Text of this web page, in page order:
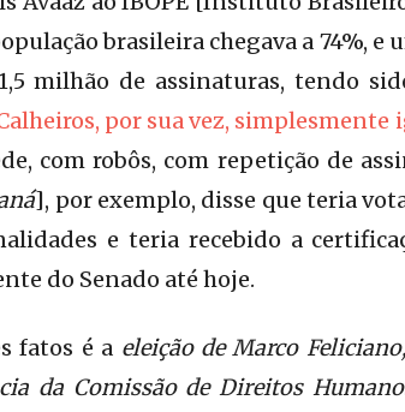
brasileira chegava a 74%,
milhão de assinaturas, tendo
por sua vez, simplesmente
com robôs, com repetição de
], por exemplo, disse que teria
e teria recebido a
do Senado até hoje.
fatos é a eleição de Marco
da Comissão de Direitos